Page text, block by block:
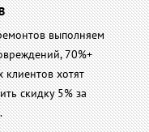
выполняем
70%+
клиентов хотят
скидку 5% за